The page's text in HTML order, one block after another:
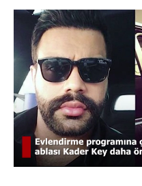
Sesi
Aç
Yüklendi:
42.98%